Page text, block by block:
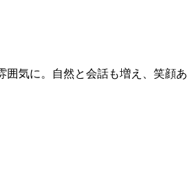
囲気に。自然と会話も増え、笑顔あ